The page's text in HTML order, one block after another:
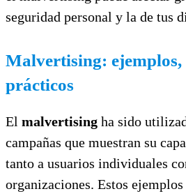
seguridad personal y la de tus
Malvertising: ejemplos,
prácticos
El malvertising ha sido
campañas que muestran su
tanto a usuarios individuales
organizaciones. Estos